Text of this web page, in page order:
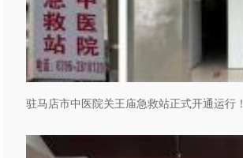
驻马店市中医院关王庙急救站正式开通运行！